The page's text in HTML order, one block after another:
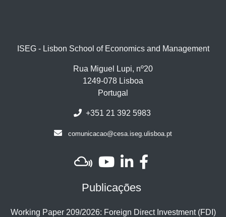
ISEG - Lisbon School of Economics and Management
Rua Miguel Lupi, nº20
1249-078 Lisboa
Portugal
+351 21 392 5983
comunicacao@cesa.iseg.ulisboa.pt
Publicações
Working Paper 209/2026: Foreign Direct Investment (FDI)